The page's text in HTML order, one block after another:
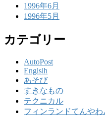
1996年6月
1996年5月
カテゴリー
AutoPost
Englsih
あそび
すきなもの
テクニカル
フィンランドてんやわ